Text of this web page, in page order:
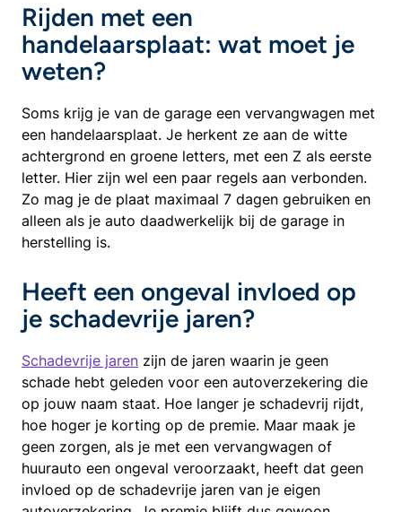
Rijden met een
handelaarsplaat: wat moet je
weten?
Soms krijg je van de garage een vervangwagen met
een handelaarsplaat. Je herkent ze aan de witte
achtergrond en groene letters, met een Z als eerste
letter. Hier zijn wel een paar regels aan verbonden.
Zo mag je de plaat maximaal 7 dagen gebruiken en
alleen als je auto daadwerkelijk bij de garage in
herstelling is.
Heeft een ongeval invloed op
je schadevrije jaren?
Schadevrije jaren zijn de jaren waarin je geen
schade hebt geleden voor een autoverzekering die
op jouw naam staat. Hoe langer je schadevrij rijdt,
hoe hoger je korting op de premie. Maar maak je
geen zorgen, als je met een vervangwagen of
huurauto een ongeval veroorzaakt, heeft dat geen
invloed op de schadevrije jaren van je eigen